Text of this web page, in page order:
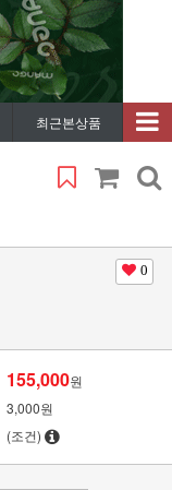
최근본상품
0
155,000원
3,000원
(조건)